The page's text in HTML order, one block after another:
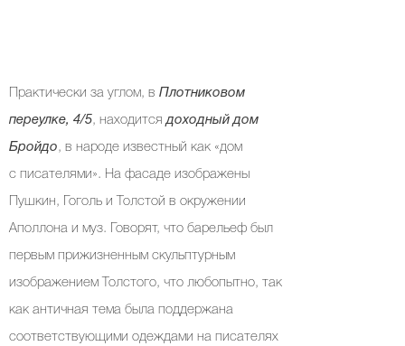
Практически за углом, в Плотниковом
переулке, 4/5, находитсядоходный дом
Бройдо, в народе известный как «дом
с писателями». На фасаде изображены
Пушкин, Гоголь и Толстой в окружении
Аполлона и муз. Говорят, что барельеф был
первым прижизненным скульптурным
изображением Толстого, что любопытно, так
как античная тема была поддержана
соответствующими одеждами на писателях